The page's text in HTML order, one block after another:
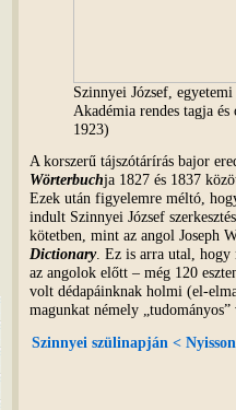
Szinnyei József,
Akadémia rendes tagja
1923)
A korszerű tájszótárírás bajor
Wörterbuchja 1827 és 1837
Ezek után figyelemre méltó,
indult Szinnyei József
kötetben, mint az angol Joseph
Dictionary. Ez is arra utal, hogy
az angolok előtt – még 120
volt dédapáinknak holmi (el-
magunkat némely
Szinnyei szülinapján <